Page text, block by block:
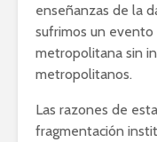
enseñanzas de la
sufrimos un
metropolitana sin
metropolitanos.
Las razones de
fragmentación